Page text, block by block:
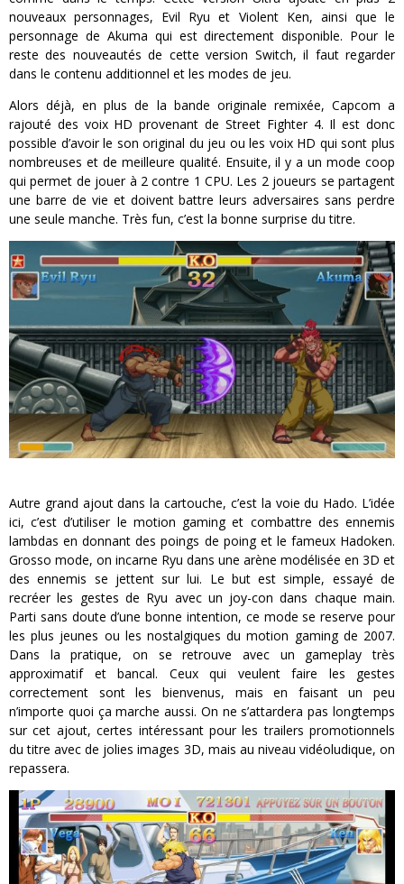
nouveaux personnages, Evil Ryu et Violent Ken, ainsi que le
personnage de Akuma qui est directement disponible. Pour le
reste des nouveautés de cette version Switch, il faut regarder
dans le contenu additionnel et les modes de jeu.
Alors déjà, en plus de la bande originale remixée, Capcom a
rajouté des voix HD provenant de Street Fighter 4. Il est donc
possible d’avoir le son original du jeu ou les voix HD qui sont plus
nombreuses et de meilleure qualité. Ensuite, il y a un mode coop
qui permet de jouer à 2 contre 1 CPU. Les 2 joueurs se partagent
une barre de vie et doivent battre leurs adversaires sans perdre
une seule manche. Très fun, c’est la bonne surprise du titre.
Autre grand ajout dans la cartouche, c’est la voie du Hado. L’idée
ici, c’est d’utiliser le motion gaming et combattre des ennemis
lambdas en donnant des poings de poing et le fameux Hadoken.
Grosso mode, on incarne Ryu dans une arène modélisée en 3D et
des ennemis se jettent sur lui. Le but est simple, essayé de
recréer les gestes de Ryu avec un joy-con dans chaque main.
Parti sans doute d’une bonne intention, ce mode se reserve pour
les plus jeunes ou les nostalgiques du motion gaming de 2007.
Dans la pratique, on se retrouve avec un gameplay très
approximatif et bancal. Ceux qui veulent faire les gestes
correctement sont les bienvenus, mais en faisant un peu
n’importe quoi ça marche aussi. On ne s’attardera pas longtemps
sur cet ajout, certes intéressant pour les trailers promotionnels
du titre avec de jolies images 3D, mais au niveau vidéoludique, on
repassera.